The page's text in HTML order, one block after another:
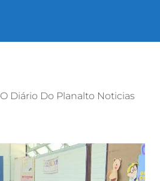
O Diário Do Planalto Noticias